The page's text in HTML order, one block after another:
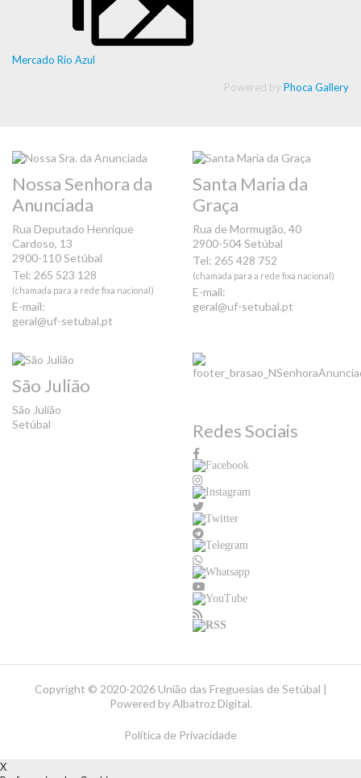
Mercado Rio Azul
Powered by Phoca Gallery
Nossa Senhora da
Anunciada
Rua Deputado Henrique
Cardoso, 13
2900-110 Setúbal
Tel: 265 523 128
(chamada para a rede fixa nacional)
E-mail:
geral@uf-setubal.pt
Santa Maria da
Graça
Rua de Mormugão, 40
2900-504 Setúbal
Tel: 265 428 752
(chamada para a rede fixa nacional)
E-mail:
geral@uf-setubal.pt
São Julião
São Julião
Setúbal
Redes Sociais
Copyright © 2020-2026 União das Freguesias de Setúbal |
Powered byAlbatroz Digital.
Política de Privacidade
X